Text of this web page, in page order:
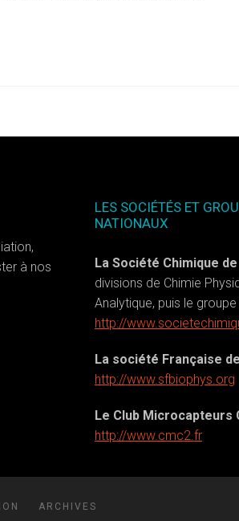
à nos
LES SOCIÉTÉS ET
NATIONAUX
La Société Chimique
divisions de Chimie
Analytique, puis le
http://
La société Française
http://www.sfbiophys.org
Le Club Microcapteurs
http://www.cmc2.fr
ARCHIVES